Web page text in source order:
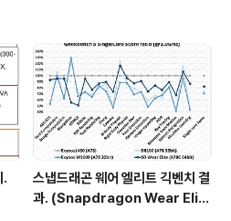
케이블빼고 켜보
리네요. 1~2분정
사. 대신 설정은 완
니 그냥 변경 사항
파일 탐색하다가, 재
.
스냅드래곤 웨어 엘리트 긱벤치 결
과. (Snapdragon Wear Elit